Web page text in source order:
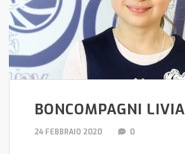
BONCOMPAGNI LIVIA
24 FEBBRAIO 2020 0